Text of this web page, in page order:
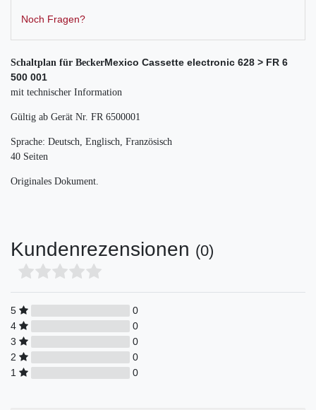
Noch Fragen?
Schaltplan für BeckerMexico Cassette electronic 628 > FR 6
500 001
mit technischer Information
Gültig ab Gerät Nr. FR 6500001
Sprache: Deutsch, Englisch, Französisch
40 Seiten
Originales Dokument.
Kundenrezensionen (0)
5
0
4
0
3
0
2
0
1
0